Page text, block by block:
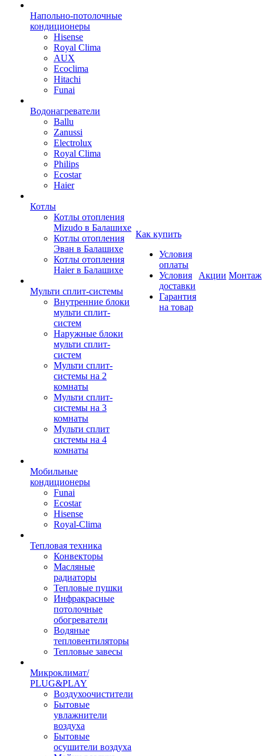
Напольно-потолочные
кондиционеры
Hisense
Royal Clima
AUX
Ecoclima
Hitachi
Funai
Водонагреватели
Ballu
Zanussi
Electrolux
Royal Clima
Philips
Ecostar
Haier
Котлы
Котлы отопления
Mizudo в Балашихе
Котлы отопления
Эван в Балашихе
Котлы отопления
Haier в Балашихе
Мульти сплит-системы
Внутренние блоки
мульти сплит-
систем
Наружные блоки
мульти сплит-
систем
Мульти сплит-
системы на 2
комнаты
Мульти сплит-
системы на 3
комнаты
Мульти сплит
системы на 4
комнаты
Мобильные
кондиционеры
Funai
Ecostar
Hisense
Royal-Clima
Тепловая техника
Конвекторы
Масляные
радиаторы
Тепловые пушки
Инфракрасные
потолочные
обогреватели
Водяные
тепловентиляторы
Тепловые завесы
Микроклимат/
PLUG&PLAY
Воздухоочистители
Бытовые
увлажнители
воздуха
Бытовые
осушители воздуха
Как купить
Условия
оплаты
Условия
доставки
Гарантия
на товар
Акции Монтаж